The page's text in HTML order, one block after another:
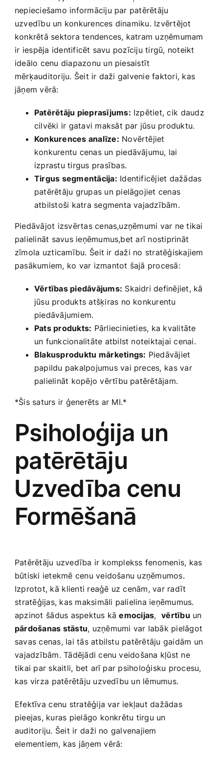
nepieciešamo informāciju par patērētāju
uzvedību un konkurences dinamiku. Izvērtējot​
konkrētā sektora tendences, katram uzņēmumam
ir⁣ iespēja identificēt savu pozīciju tirgū, noteikt
ideālo cenu diapazonu un piesaistīt⁣
mērķauditoriju. ​Šeit ir ‌daži galvenie faktori, kas
jāņem vērā:
Patērētāju pieprasījums: Izpētiet, cik⁣ daudz
cilvēki ir gatavi maksāt par ‍jūsu produktu.
Konkurences analīze: Novērtējiet
konkurentu cenas un piedāvājumu, lai
izprastu tirgus prasības.
Tirgus segmentācija: Identificējiet dažādas‌
patērētāju grupas un pielāgojiet cenas
atbilstoši katra segmenta vajadzībām.
Piedāvājot izsvērtas cenas,uzņēmumi var ne tikai
palielināt ‌savus ieņēmumus,bet arī nostiprināt
zīmola ⁣uzticamību.⁤ Šeit ir daži no stratēģiskajiem
pasākumiem, ko var izmantot šajā procesā:
Vērtības piedāvājums: Skaidri​ definējiet, kā
jūsu produkts atšķiras no konkurentu
piedāvājumiem.
Pats produkts: Pārliecinieties, ka ​kvalitāte
‌un funkcionalitāte atbilst noteiktajai cenai.
Blakusproduktu ⁣mārketings: Piedāvājiet
papildu pakalpojumus vai preces, ⁣kas var
palielināt kopējo vērtību patērētājam.
*Šis saturs‌ ir ģenerēts ar MI.*
Psiholoģija un
patērētāju
⁤Uzvedība cenu
Formēšanā
Patērētāju uzvedība ir komplekss fenomenis, kas
būtiski ietekmē cenu veidošanu uzņēmumos.
Izprotot, kā⁢ klienti reaģē uz cenām, var radīt
⁤stratēģijas,​ kas maksimāli palielina ieņēmumus.
apzinot ⁢šādus aspektus kāemocijas, ​vērtību un
pārdošanas stāstu, uzņēmumi var labāk‍ pielāgot
savas cenas, lai tās atbilstu patērētāju gaidām un
⁣vajadzībām. Tādējādi cenu veidošana kļūst ne
tikai par skaitli, bet arī par psiholoģisku procesu,
kas virza⁢ patērētāju uzvedību un lēmumus.
Efektīva ⁤cenu stratēģija var iekļaut ​dažādas
pieejas,‌ kuras pielāgo konkrētu ‍tirgu un
auditoriju. Šeit ir⁤ daži no galvenajiem
elementiem, kas jāņem vērā: